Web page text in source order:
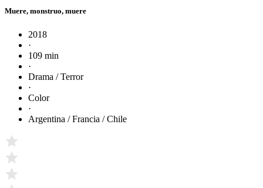
Muere, monstruo, muere
2018
·
109 min
·
Drama / Terror
·
Color
·
Argentina / Francia / Chile